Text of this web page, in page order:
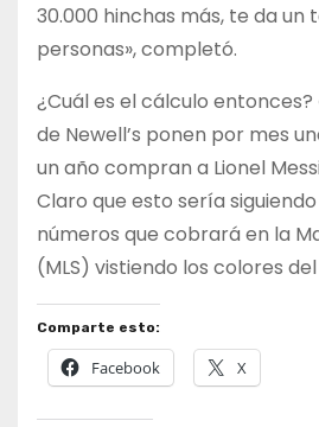
30.000 hinchas más, te da un
personas», completó.
¿Cuál es el cálculo entonces?
de Newell’s ponen por mes
un año compran a Lionel
Claro que esto sería
números que cobrará en la
(MLS) vistiendo los colores
Comparte esto:
Facebook X